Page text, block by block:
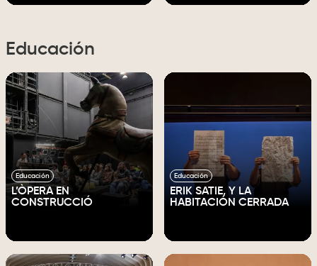
Educación
Educación
L’ÒPERA EN
CONSTRUCCIÓ
Educación
ERIK SATIE, Y LA
HABITACIÓN CERRADA